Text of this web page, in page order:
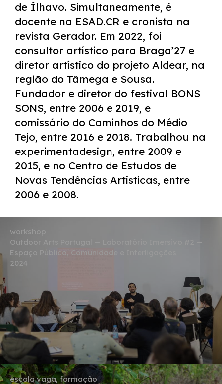
de Ílhavo. Simultaneamente, é
docente na ESAD.CR e cronista na
revista Gerador. Em 2022, foi
consultor artístico para Braga’27 e
diretor artístico do projeto Aldear, na
região do Tâmega e Sousa.
Fundador e diretor do festival BONS
SONS, entre 2006 e 2019, e
comissário do Caminhos do Médio
Tejo, entre 2016 e 2018. Trabalhou na
experimentadesign, entre 2009 e
2015, e no Centro de Estudos de
Novas Tendências Artísticas, entre
2006 e 2008.
workshop
Outdoor Arts Portugal — Laboratório Imersivo #2 —
Espaço Público, Comunidade e Interligações
2024
escola vaga, formação